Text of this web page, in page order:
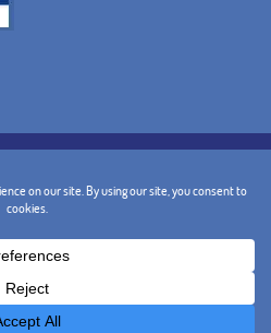
ALLGEMEINE BEDINGUNGEN
Marketing: